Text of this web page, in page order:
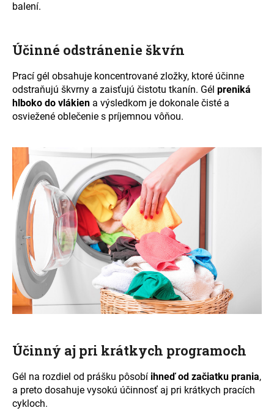
balení.
Účinné odstránenie škvŕn
Prací gél obsahuje koncentrované zložky, ktoré účinne
odstraňujú škvrny a zaisťujú čistotu tkanín. Gél preniká
hlboko do vlákien a výsledkom je dokonale čisté a
osviežené oblečenie s príjemnou vôňou.
Účinný aj pri krátkych programoch
Gél na rozdiel od prášku pôsobí ihneď od začiatku prania,
a preto dosahuje vysokú účinnosť aj pri krátkych pracích
cykloch.